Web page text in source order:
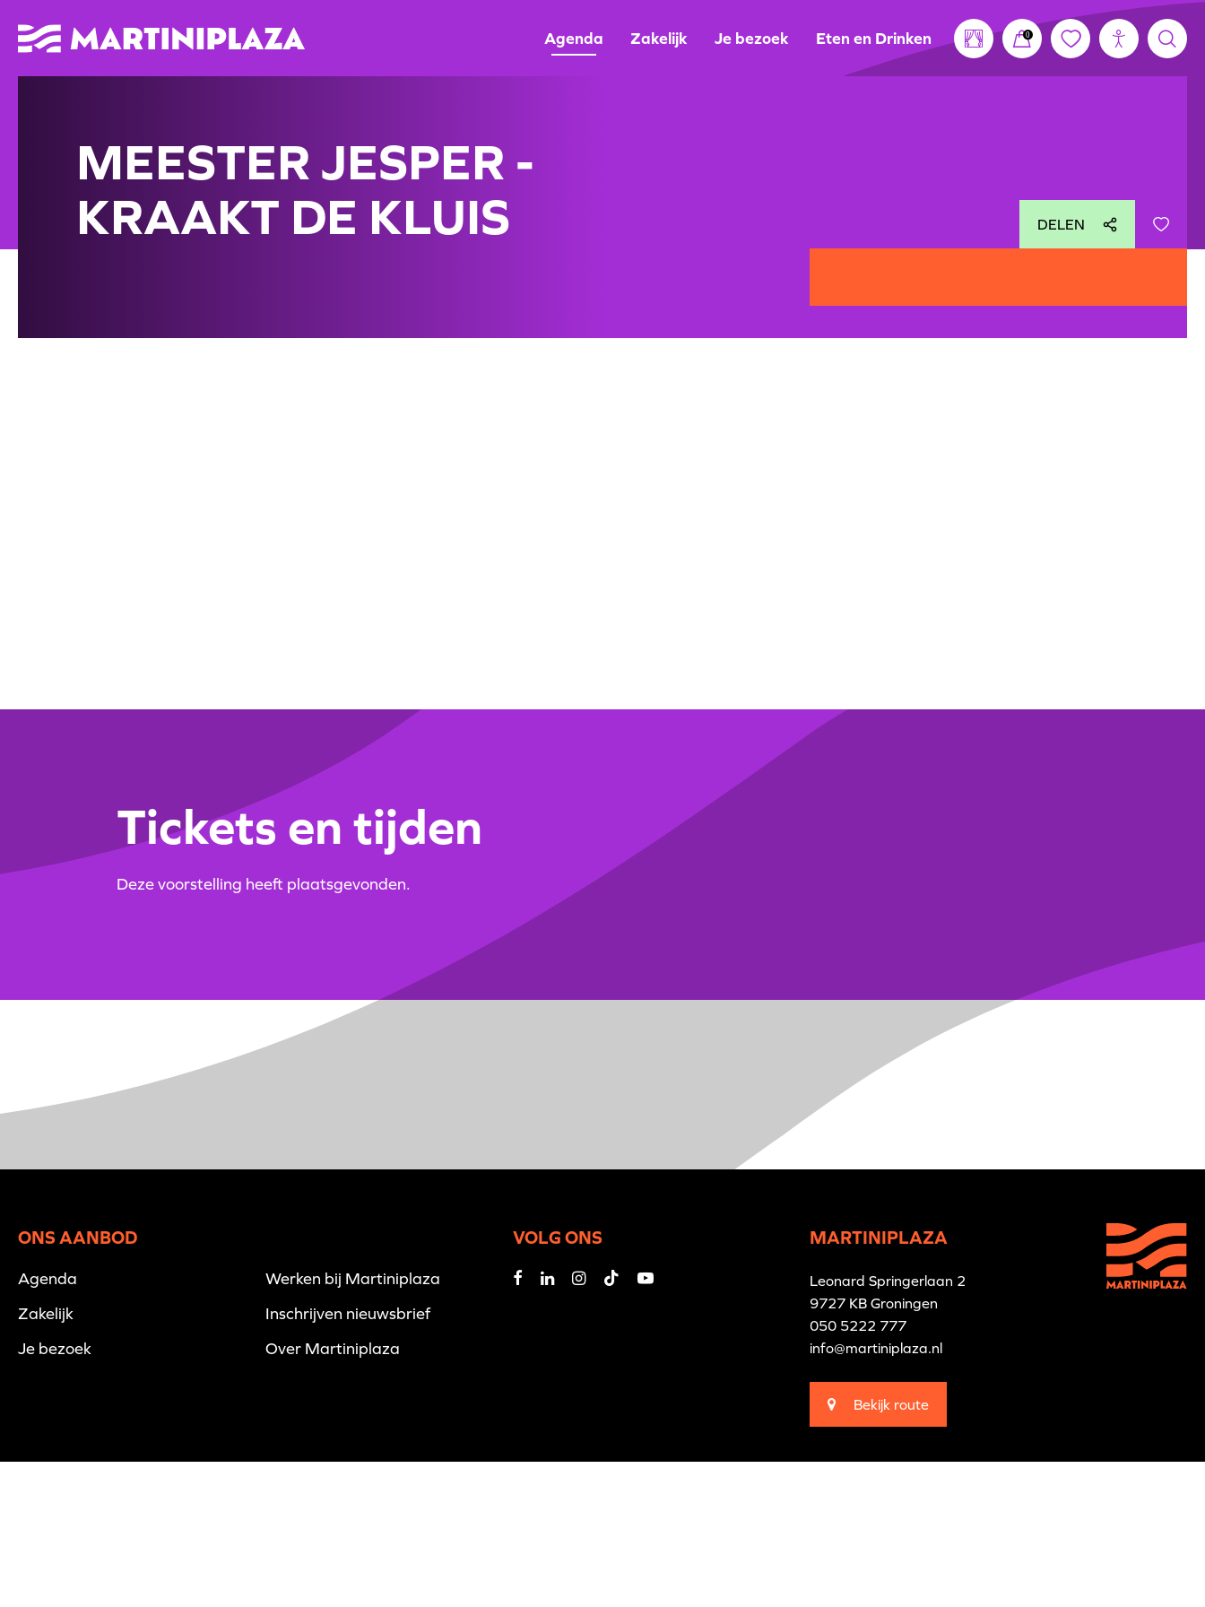
Agenda Zakelijk Je bezoek Eten en Drinken 0
MEESTER JESPER -
KRAAKT DE KLUIS
DELEN
Tickets en tijden
Deze voorstelling heeft plaatsgevonden.
ONS AANBOD
Agenda
Zakelijk
Je bezoek
Werken bij Martiniplaza
Inschrijven nieuwsbrief
Over Martiniplaza
VOLG ONS MARTINIPLAZA
Leonard Springerlaan 2
9727 KB Groningen
050 5222 777
info@martiniplaza.nl
Bekijk route